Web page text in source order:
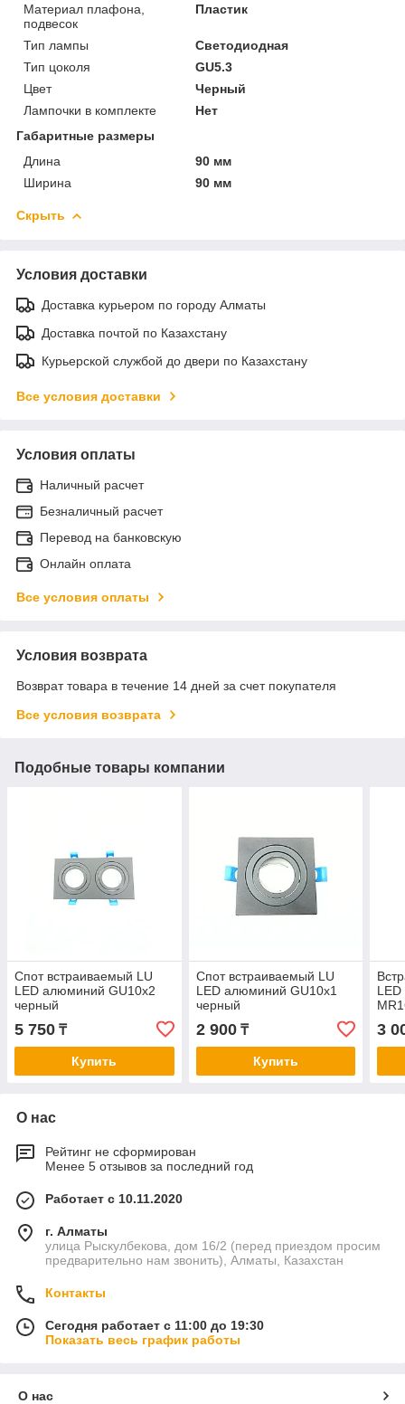
Материал плафона,
подвесок
Пластик
Тип лампы
Светодиодная
Тип цоколя
GU5.3
Цвет
Черный
Лампочки в комплекте
Нет
Габаритные размеры
Длина
90 мм
Ширина
90 мм
Скрыть
Условия доставки
Доставка курьером по городу Алматы
Доставка почтой по Казахстану
Курьерской службой до двери по Казахстану
Все условия доставки
Условия оплаты
Наличный расчет
Безналичный расчет
Перевод на банковскую
Онлайн оплата
Все условия оплаты
Условия возврата
Возврат товара в течение 14 дней за счет покупателя
Все условия возврата
Подобные товары компании
Спот встраиваемый LU
LED алюминий GU10x2
черный
5 750 ₸
Купить
Спот встраиваемый LU
LED алюминий GU10x1
черный
2 900₸
Купить
3
О нас
Рейтинг не сформирован
Менее 5 отзывов за последний год
Работает с 10.11.2020
г. Алматы
улица Рыскулбекова, дом 16/2 (перед приездом просим
предварительно нам звонить), Алматы, Казахстан
Контакты
Сегодня работает с 11:00 до 19:30
Показать весь график работы
О нас